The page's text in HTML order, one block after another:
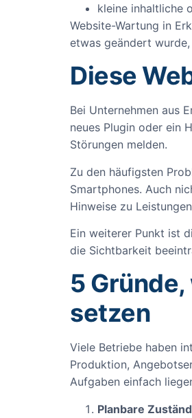
kleine inhaltliche
Website-Wartung in
etwas geändert
Diese
Bei Unternehmen aus
neues Plugin oder ein
Störungen melden.
Zu den häufigsten
Smartphones. Auch
Hinweise zu
Ein weiterer Punkt ist
die Sichtbarkeit
5
setzen
Viele Betriebe haben
Produktion,
Aufgaben einfach
Planbare